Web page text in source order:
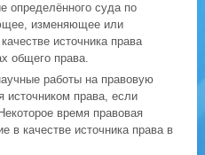
определённого суда по
изменяющее или
источника права
общего права.
работы на правовую
источником права, если
время правовая
в качестве источника права в